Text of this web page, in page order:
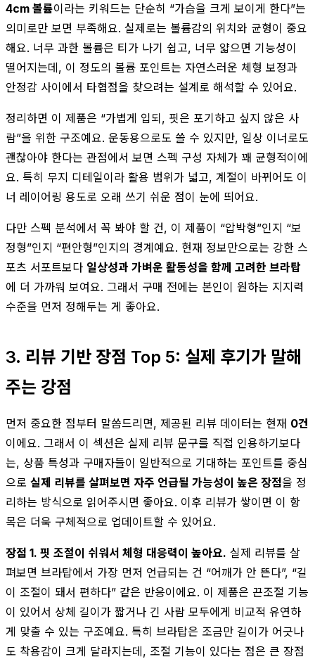
4cm 볼륨이라는 키워드는 단순히 “가슴을 크게 보이게 한다”는
의미로만 보면 부족해요. 실제로는 볼륨감의 위치와 균형이 중요
해요. 너무 과한 볼륨은 티가 나기 쉽고, 너무 얇으면 기능성이
떨어지는데, 이 정도의 볼륨 포인트는 자연스러운 체형 보정과
안정감 사이에서 타협점을 찾으려는 설계로 해석할 수 있어요.
정리하면 이 제품은 “가볍게 입되, 핏은 포기하고 싶지 않은 사
람”을 위한 구조예요. 운동용으로도 쓸 수 있지만, 일상 이너로도
괜찮아야 한다는 관점에서 보면 스펙 구성 자체가 꽤 균형적이에
요. 특히 무지 디테일이라 활용 범위가 넓고, 계절이 바뀌어도 이
너 레이어링 용도로 오래 쓰기 쉬운 점이 눈에 띄어요.
다만 스펙 분석에서 꼭 봐야 할 건, 이 제품이 “압박형”인지 “보
정형”인지 “편안형”인지의 경계예요. 현재 정보만으로는 강한 스
포츠 서포트보다 일상성과 가벼운 활동성을 함께 고려한 브라탑
에 더 가까워 보여요. 그래서 구매 전에는 본인이 원하는 지지력
수준을 먼저 정해두는 게 좋아요.
3. 리뷰 기반 장점 Top 5: 실제 후기가 말해
주는 강점
먼저 중요한 점부터 말씀드리면, 제공된 리뷰 데이터는 현재 0건
이에요. 그래서 이 섹션은 실제 리뷰 문구를 직접 인용하기보다
는, 상품 특성과 구매자들이 일반적으로 기대하는 포인트를 중심
으로 실제 리뷰를 살펴보면 자주 언급될 가능성이 높은 장점을 정
리하는 방식으로 읽어주시면 좋아요. 이후 리뷰가 쌓이면 이 항
목은 더욱 구체적으로 업데이트할 수 있어요.
장점 1. 핏 조절이 쉬워서 체형 대응력이 높아요. 실제 리뷰를 살
펴보면 브라탑에서 가장 먼저 언급되는 건 “어깨가 안 뜬다”, “길
이 조절이 돼서 편하다” 같은 반응이에요. 이 제품은 끈조절 기능
이 있어서 상체 길이가 짧거나 긴 사람 모두에게 비교적 유연하
게 맞출 수 있는 구조예요. 특히 브라탑은 조금만 길이가 어긋나
도 착용감이 크게 달라지는데, 조절 기능이 있다는 점은 큰 장점